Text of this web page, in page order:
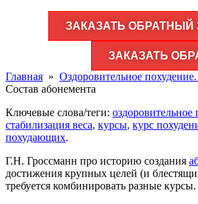
ЗАКАЗАТЬ ОБРАТНЫЙ
ЗАКАЗАТЬ
Главная » Оздоровительное
Состав абонемента
Ключевые слова/теги: оздоровительное
стабилизация веса, курсы, курс
похудающих.
Г.Н. Гроссманн про историю создания
достижения крупных целей (и
требуется комбинировать разные курсы.